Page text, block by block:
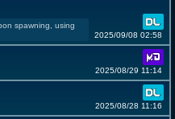
spawning, using
2025/09/08 02:58
2025/08/29 11:14
2025/08/28 11:16